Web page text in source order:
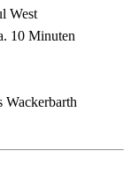
West
10 Minuten
Wackerbarth